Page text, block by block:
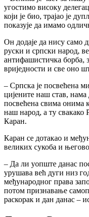
угостимо високу
који је био, трајао је
показује да имамо
Он додаје да нису само
руски и српски народ,
антифашистичка борба,
вриједности и све оно
– Српска је посвећена
цијените наш став, нама
посвећена свима онима
наш народ, а ту свакако
Каран.
Каран се дотакао и
великих сукоба и
– Да ли уопште данас
урушава већ дуги низ
међународног права
потом признавање
раскорак и дан данас –